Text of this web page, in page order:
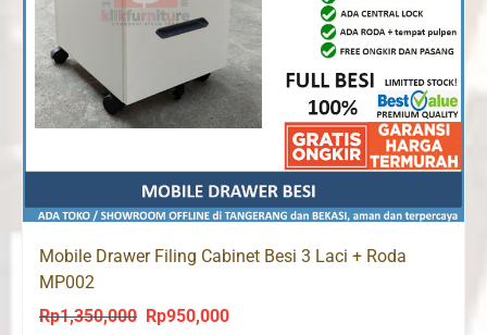
Mobile Drawer Filing Cabinet Besi 3 Laci + Roda
MP002
Rp1,350,000
Original
Rp950,000Current